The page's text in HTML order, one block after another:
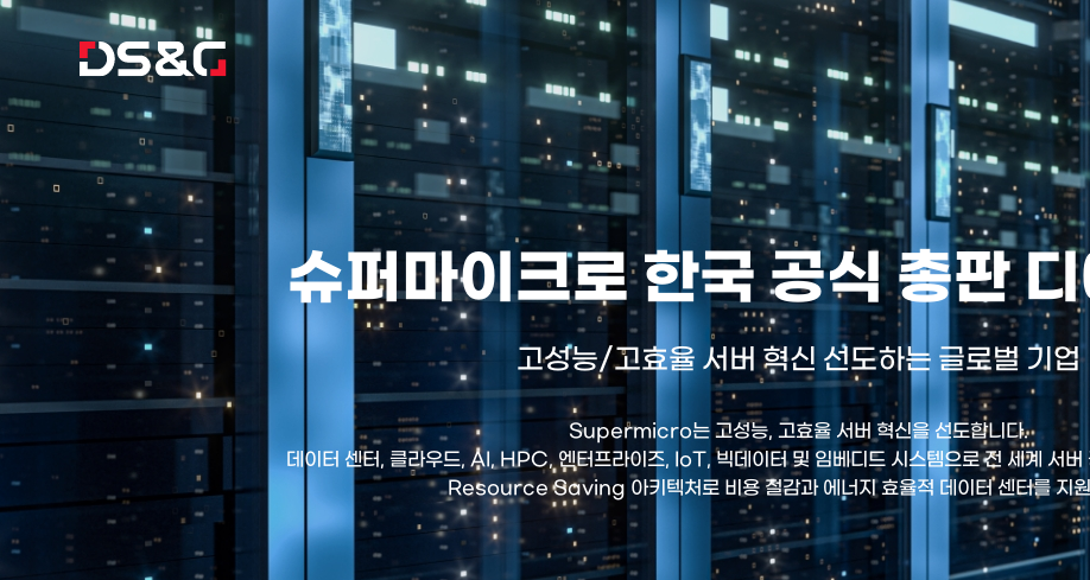
슈퍼마이크로 한국 공식 총판
고성능/고효율 서버 혁신 선도하는 글로벌 기업
Supermicro는 고성능, 고효율 서버 혁신을 선도합니다.
데이터 센터, 클라우드, AI, HPC, 엔터프라이즈, IoT, 빅데이터 및 임베디드 시스템으로 전 세계 서버
Resource Saving 아키텍처로 비용 절감과 에너지 효율적 데이터 센터를 지